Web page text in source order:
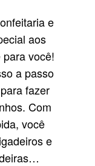
e
aos
você!
a passo
fazer
Com
você
e